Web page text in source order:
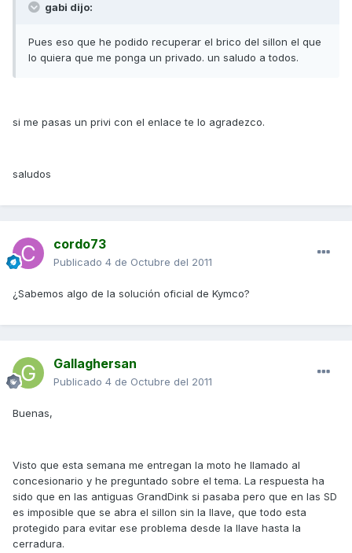
gabi dijo:
Pues eso que he podido recuperar el brico del sillon el que
lo quiera que me ponga un privado. un saludo a todos.
si me pasas un privi con el enlace te lo agradezco.
saludos
cordo73
Publicado 4 de Octubre del 2011
¿Sabemos algo de la solución oficial de Kymco?
Gallaghersan
Publicado 4 de Octubre del 2011
Buenas,
Visto que esta semana me entregan la moto he llamado al
concesionario y he preguntado sobre el tema. La respuesta ha
sido que en las antiguas GrandDink si pasaba pero que en las SD
es imposible que se abra el sillon sin la llave, que todo esta
protegido para evitar ese problema desde la llave hasta la
cerradura.